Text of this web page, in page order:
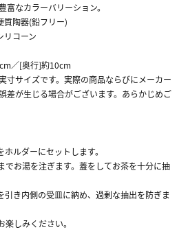
富なカラーバリーション。
質陶器(鉛フリー)
リコーン
／[奥行]約10cm
寸サイズです。実際の商品ならびにメーカー
差が生じる場合がございます。あらかじめご
ルダーにセットします。
でお湯を注ぎます。蓋をしてお茶を十分に抽
引き内側の受皿に納め、過剰な抽出を防ぎま
しみください。